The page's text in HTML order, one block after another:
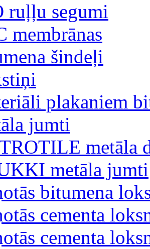
ruļļu segumi
membrānas
šindeļi
plakaniem
jumti
metāla
metāla jumti
bitumena
cementa
cementa